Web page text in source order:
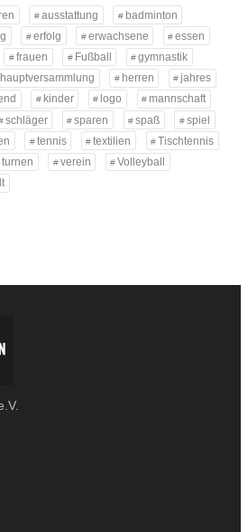
ausstattung
badminton
erfolg erwachsene
essen
frauen Fußball
gymnastik
hauptversammlung herren
jahres
kinder logo
mannschaft
schläger sparen spaß
spiel
tennis textilien
Tischtennis
turnen verein
Volleyball